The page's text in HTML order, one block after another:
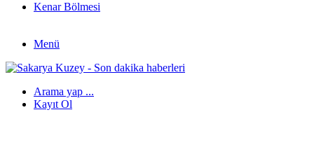
Kenar Bölmesi
Menü
Arama yap ...
Kayıt Ol